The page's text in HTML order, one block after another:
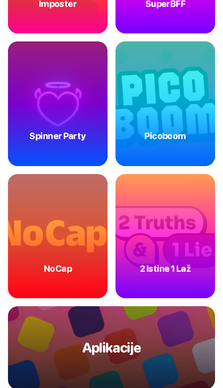
Imposter SuperBFF
Spinner Party Picoboom
NoCap 2 Istine 1 Laž
Aplikacije